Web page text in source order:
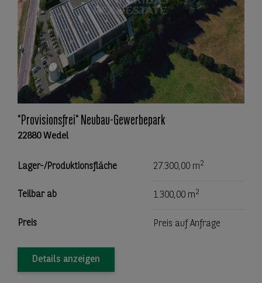
*Provisionsfrei* Neubau-Gewerbepark
22880 Wedel
Lager-/Produktionsfläche 27.300,00 m2
Teilbar ab 1.300,00 m2
Preis Preis auf Anfrage
Details anzeigen